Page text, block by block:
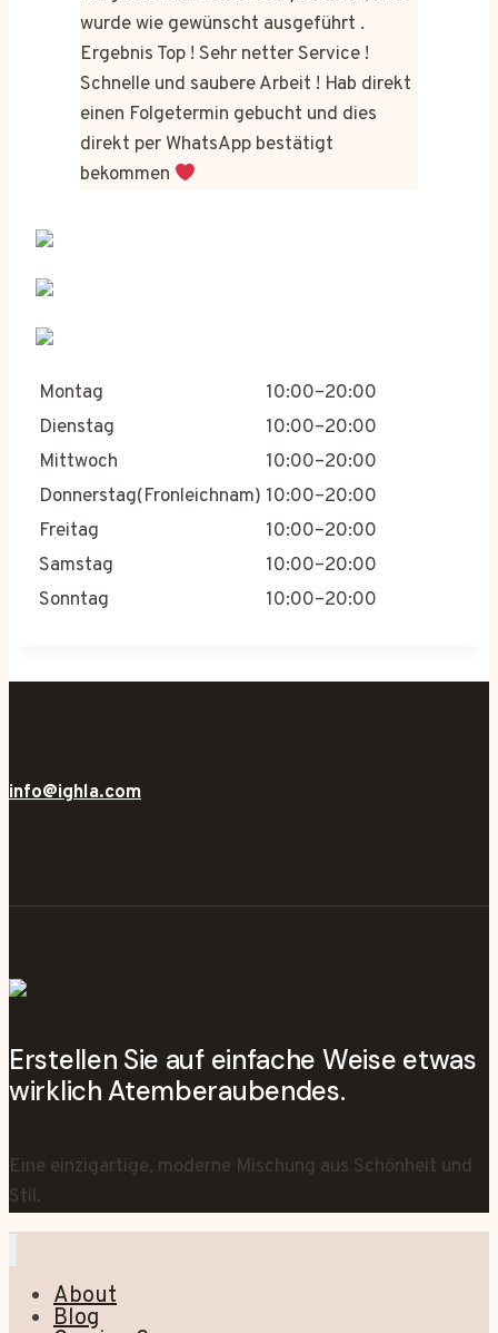
wurde wie gewünscht ausgeführt .
Ergebnis Top ! Sehr netter Service !
Schnelle und saubere Arbeit ! Hab direkt
einen Folgetermin gebucht und dies
direkt per WhatsApp bestätigt
bekommen
Montag
10:00–20:00
Dienstag
10:00–20:00
Mittwoch
10:00–20:00
Donnerstag(Fronleichnam) 10:00–20:00
Freitag
10:00–20:00
Samstag
10:00–20:00
Sonntag
10:00–20:00
info@ighla.com
Erstellen Sie auf einfache Weise etwas
wirklich Atemberaubendes.
Eine einzigartige, moderne Mischung aus Schönheit und
Stil.
About
Blog